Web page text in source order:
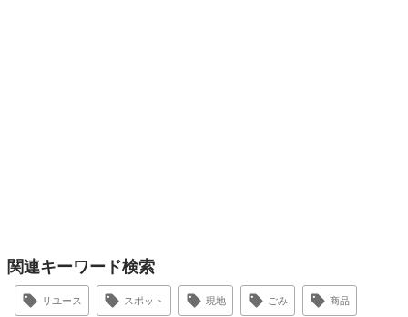
関連キーワード検索
リユース スポット 現地 ごみ 商品